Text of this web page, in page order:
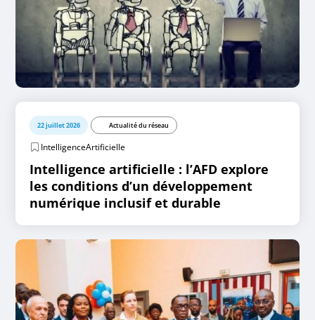
22 juillet 2026 Actualité du réseau
IntelligenceArtificielle
Intelligence artificielle : l’AFD explore
les conditions d’un développement
numérique inclusif et durable